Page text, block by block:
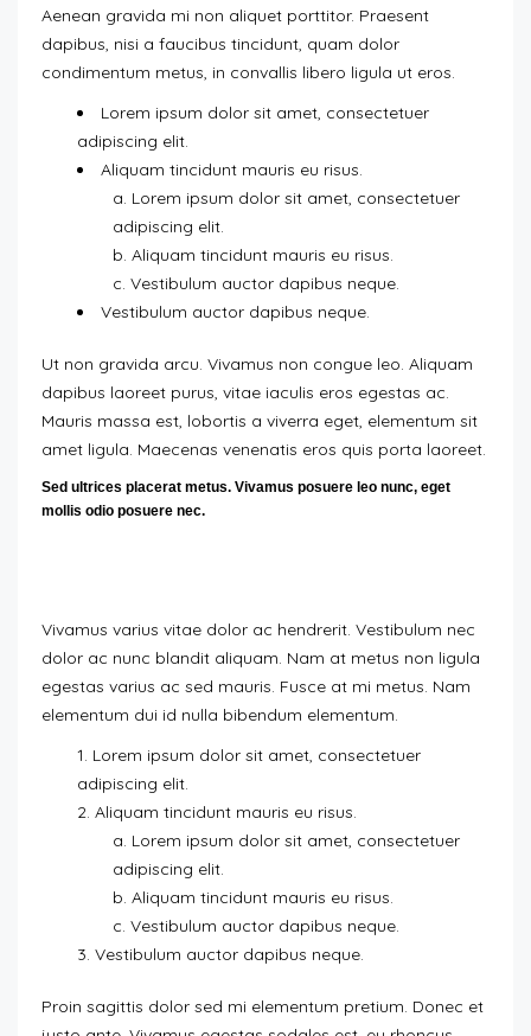
Aenean gravida mi non aliquet porttitor. Praesent
dapibus, nisi a faucibus tincidunt, quam dolor
condimentum metus, in convallis libero ligula ut eros.
Lorem ipsum dolor sit amet, consectetuer
adipiscing elit.
Aliquam tincidunt mauris eu risus.
Lorem ipsum dolor sit amet, consectetuer
adipiscing elit.
Aliquam tincidunt mauris eu risus.
Vestibulum auctor dapibus neque.
Vestibulum auctor dapibus neque.
Ut non gravida arcu. Vivamus non congue leo. Aliquam
dapibus laoreet purus, vitae iaculis eros egestas ac.
Mauris massa est, lobortis a viverra eget, elementum sit
amet ligula. Maecenas venenatis eros quis porta laoreet.
Sed ultrices placerat metus. Vivamus posuere leo nunc, eget
mollis odio posuere nec.
Vivamus varius vitae dolor ac hendrerit. Vestibulum nec
dolor ac nunc blandit aliquam. Nam at metus non ligula
egestas varius ac sed mauris. Fusce at mi metus. Nam
elementum dui id nulla bibendum elementum.
Lorem ipsum dolor sit amet, consectetuer
adipiscing elit.
Aliquam tincidunt mauris eu risus.
Lorem ipsum dolor sit amet, consectetuer
adipiscing elit.
Aliquam tincidunt mauris eu risus.
Vestibulum auctor dapibus neque.
Vestibulum auctor dapibus neque.
Proin sagittis dolor sed mi elementum pretium. Donec et